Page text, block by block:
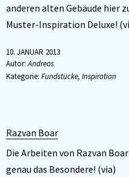
anderen alten Gebäude hier
Muster-Inspiration Deluxe!
10. JANUAR 2013
Autor:Andreas
Kategorie: Fundstücke, Inspiration
Razvan Boar
Die Arbeiten von Razvan
genau das Besondere! (via)